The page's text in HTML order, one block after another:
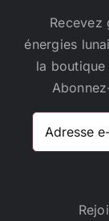
Recevez
énergies
la
Adresse